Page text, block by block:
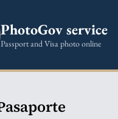
PhotoGov service
Passport and Visa photo online